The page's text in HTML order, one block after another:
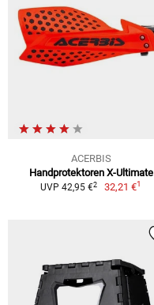
ACERBIS
Handprotektoren X-Ultimate
UVP 42,95 €2 32,21 €1